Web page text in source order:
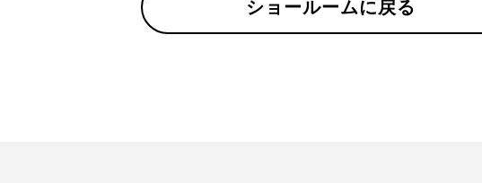
ショールームに戻る